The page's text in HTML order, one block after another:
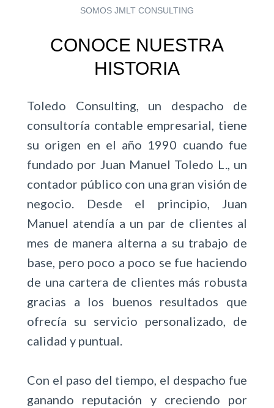
SOMOS JMLT CONSULTING
CONOCE NUESTRA
HISTORIA
Toledo Consulting, un despacho de
consultoría contable empresarial, tiene
su origen en el año 1990 cuando fue
fundado por Juan Manuel Toledo L., un
contador público con una gran visión de
negocio. Desde el principio, Juan
Manuel atendía a un par de clientes al
mes de manera alterna a su trabajo de
base, pero poco a poco se fue haciendo
de una cartera de clientes más robusta
gracias a los buenos resultados que
ofrecía su servicio personalizado, de
calidad y puntual.
Con el paso del tiempo, el despacho fue
ganando reputación y creciendo por